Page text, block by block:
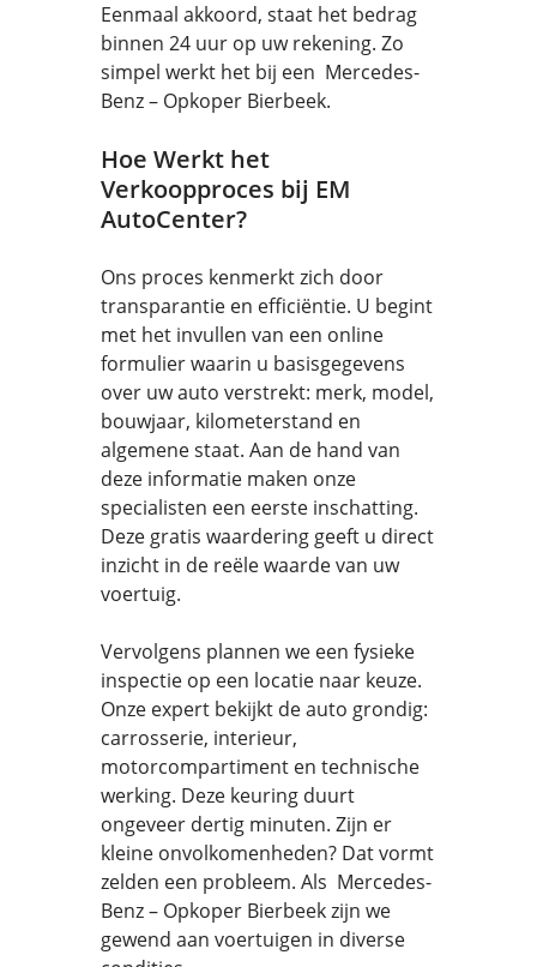
Eenmaal akkoord, staat het bedrag
binnen 24 uur op uw rekening. Zo
simpel werkt het bij een Mercedes-
Benz – Opkoper Bierbeek.
Hoe Werkt het
Verkoopproces bij EM
AutoCenter?
Ons proces kenmerkt zich door
transparantie en efficiëntie. U begint
met het invullen van een online
formulier waarin u basisgegevens
over uw auto verstrekt: merk, model,
bouwjaar, kilometerstand en
algemene staat. Aan de hand van
deze informatie maken onze
specialisten een eerste inschatting.
Deze gratis waardering geeft u direct
inzicht in de reële waarde van uw
voertuig.
Vervolgens plannen we een fysieke
inspectie op een locatie naar keuze.
Onze expert bekijkt de auto grondig:
carrosserie, interieur,
motorcompartiment en technische
werking. Deze keuring duurt
ongeveer dertig minuten. Zijn er
kleine onvolkomenheden? Dat vormt
zelden een probleem. Als Mercedes-
Benz – Opkoper Bierbeek zijn we
gewend aan voertuigen in diverse